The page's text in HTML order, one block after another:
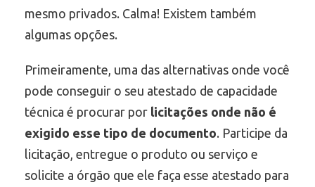
mesmo privados. Calma! Existem também
algumas opções.
Primeiramente, uma das alternativas onde você
pode conseguir o seu atestado de capacidade
técnica é procurar por licitações onde não é
exigido esse tipo de documento. Participe da
licitação, entregue o produto ou serviço e
solicite a órgão que ele faça esse atestado para